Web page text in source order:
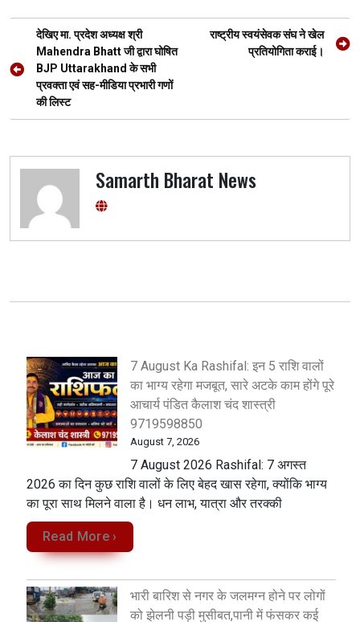
o
o
k
A
p
p
a
m
g
er
Post
navigation
देखिए मा. प्रदेश अध्यक्ष श्री
Mahendra Bhatt जी द्वारा घोषित
BJP Uttarakhand के सभी
प्रवक्ता एवं सह-मीडिया प्रभारी गणों
की लिस्ट
राष्ट्रीय स्वयंसेवक संघ ने खेल
प्रतियोगिता कराई।
Samarth Bharat News
7 August Ka Rashifal: इन 5 राशि वालों
का भाग्य रहेगा मजबूत, सारे अटके काम होंगे पूरे
आचार्य पंडित कैलाश चंद शास्त्री
9719598850
August 7, 2026
7 August 2026 Rashifal: 7 अगस्त
2026 का दिन कुछ राशि वालों के लिए बेहद खास रहेगा, क्योंकि भाग्य
का पूरा साथ मिलने वाला है। धन लाभ, यात्रा और तरक्की
Read More ›
भारी बारिश से नगर के जलमग्न होने पर लोगों
को झेलनी पड़ी मुसीबत,पानी में फंसकर कई